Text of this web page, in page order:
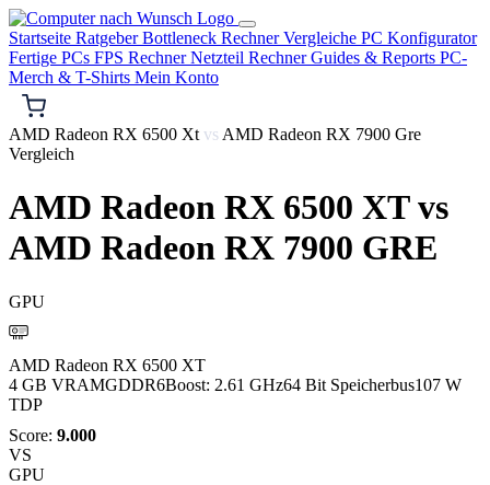
Startseite RatgeberBottleneck RechnerVergleiche PC Konfigurator
Fertige PCs FPS RechnerNetzteil RechnerGuides & Reports PC-
Merch & T-Shirts Mein Konto
AMD Radeon RX 6500 Xt vs AMD Radeon RX 7900 Gre
Vergleich
AMD Radeon RX 6500 XTvs
AMD Radeon RX 7900 GRE
GPU
AMD Radeon RX 6500 XT
4 GB VRAMGDDR6Boost: 2.61 GHz64 Bit Speicherbus107 W
TDP
Score: 9.000
VS
GPU